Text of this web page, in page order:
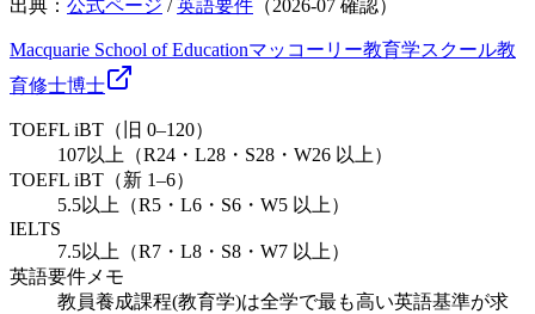
出典： 公式ページ /英語要件 （2026-07 確認）
Macquarie School of Educationマッコーリー教育学スクール教
育修士博士
TOEFL iBT（旧 0–120）
107以上（R24・L28・S28・W26 以上）
TOEFL iBT（新 1–6）
5.5以上（R5・L6・S6・W5 以上）
IELTS
7.5以上（R7・L8・S8・W7 以上）
英語要件メモ
教員養成課程(教育学)は全学で最も高い英語基準が求